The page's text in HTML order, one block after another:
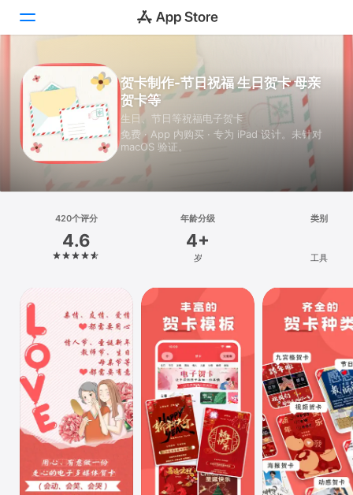
游戏
App
搜索
Vision
Watch
贺卡制作-节日祝福 生日贺卡 母亲
贺卡等
生日、节日等祝福电子贺卡
免费 · App 内购买 · 专为 iPad 设计。未针对
macOS 验证。
420个评分
4.6
年龄分级
4+
岁
类别
工具